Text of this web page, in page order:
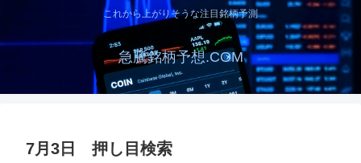
これから上がりそうな注目銘柄予測
急騰銘柄予想.COM
7月3日 押し目検索